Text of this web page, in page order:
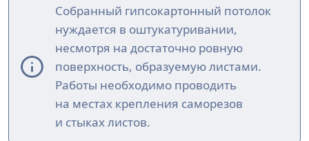
Собранный гипсокартонный потолок
нуждается в оштукатуривании,
несмотря на достаточно ровную
поверхность, образуемую листами.
Работы необходимо проводить
на местах крепления саморезов
и стыках листов.